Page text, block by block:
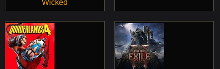
Wicked